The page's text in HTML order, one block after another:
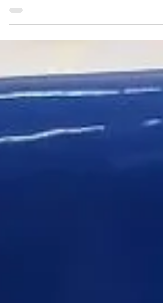
também teve algo ainda mais especial, a
amizade. Teve amigo chocolate, teve amigo
Eles criam memórias, fortalecem vínculos e
fazem a infância ser ainda mais bonita.